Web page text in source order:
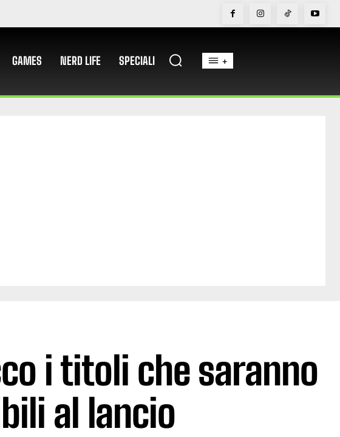
GAMES NERD LIFE SPECIALI +
i titoli che saranno
al lancio